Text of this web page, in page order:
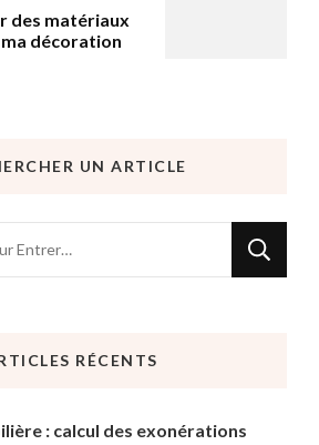
des matériaux
décoration
UN ARTICLE
RÉCENTS
: calcul des exonérations